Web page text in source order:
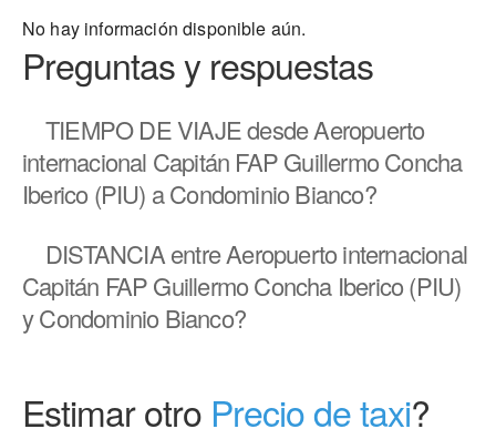
No hay información disponible aún.
Preguntas y respuestas
TIEMPO DE VIAJEdesde Aeropuerto
internacional Capitán FAP Guillermo Concha
Iberico (PIU) a Condominio Bianco?
DISTANCIAentre Aeropuerto internacional
Capitán FAP Guillermo Concha Iberico (PIU)
y Condominio Bianco?
Estimar otro Precio de taxi?